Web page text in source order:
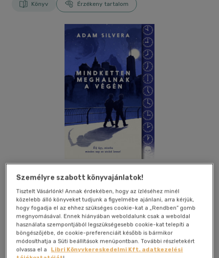
Könyv Érzékeny tartalom
Kívánságlistához adom Megosztom
(52 vélemény)
Menő Könyvek|2024 | magyar nyelvű|kartonált|403 oldal
ADAM SILVERA gyönyörűen szívszaggató regénye fiatalok
Személyre szabott könyvajánlatok!
Tisztelt Vásárlónk! Annak érdekében, hogy az ízléséhez minél
közelebb álló könyveket tudjunk a figyelmébe ajánlani, arra kérjük,
hogy fogadja el az ehhez szükséges cookie-kat a „Rendben” gomb
megnyomásával. Ennek hiányában weboldalunk csak a weboldal
használata szempontjából legszükségesebb cookie-kat telepíti a
böngészőjébe, de cookie-preferenciáit később is bármikor
módosíthatja a Süti beállítások menüpontban. További részletekért
olvassa el a
Libri Könyvkereskedelmi Kft. adatkezelési